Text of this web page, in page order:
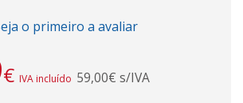
o primeiro a avaliar
€ IVA incluído 59,00€ s/IVA